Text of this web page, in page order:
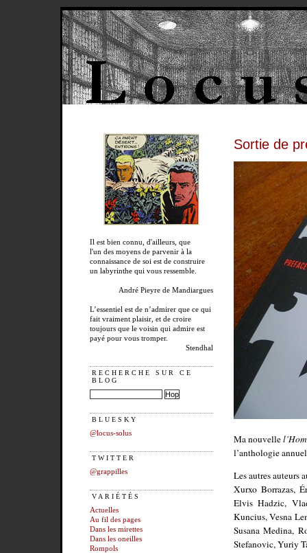
Il est bien connu, d'ailleurs, que
l'un des moyens de parvenir à la
connaissance de soi est de construire
un labyrinthe qui vous ressemble.
André Pieyre de Mandiargues
L’essentiel est de n’admirer que ce qui
fait vraiment plaisir, et de croire
toujours que le voisin qui admire est
payé pour vous tromper.
Stendhal
RECHERCHE SUR CE
BLOG
BLUESKY
@locus-solus
TWITTER
@grappilles
VARIÉTÉS
Actuelles
Au fil des pages
Dans les mirettes
Dans les oneilles
Rompols
Sortie de
Ma nouvelle
l’anthologie
Les autres auteurs
Xurxo Borrazas,
Elvis Hadzic,
Kuncius, Vesna
Susana Medina,
Stefanovic, Yuriy